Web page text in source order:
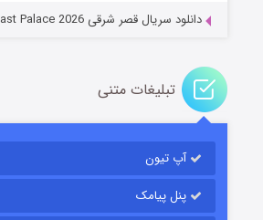
دانلود سریال قصر شرقی The East Palace 2026
تبلیغات متنی
آپ تیون
پنل پیامک